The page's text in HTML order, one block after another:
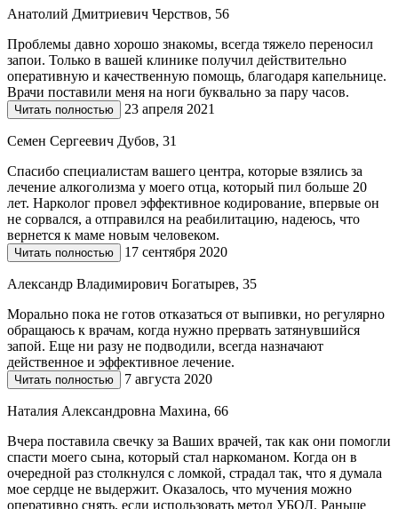
Анатолий Дмитриевич Черствов, 56
Проблемы давно хорошо знакомы, всегда тяжело переносил
запои. Только в вашей клинике получил действительно
оперативную и качественную помощь, благодаря капельнице.
Врачи поставили меня на ноги буквально за пару часов.
Читать полностью 23 апреля 2021
Семен Сергеевич Дубов, 31
Спасибо специалистам вашего центра, которые взялись за
лечение алкоголизма у моего отца, который пил больше 20
лет. Нарколог провел эффективное кодирование, впервые он
не сорвался, а отправился на реабилитацию, надеюсь, что
вернется к маме новым человеком.
Читать полностью 17 сентября 2020
Александр Владимирович Богатырев, 35
Морально пока не готов отказаться от выпивки, но регулярно
обращаюсь к врачам, когда нужно прервать затянувшийся
запой. Еще ни разу не подводили, всегда назначают
действенное и эффективное лечение.
Читать полностью 7 августа 2020
Наталия Александровна Махина, 66
Вчера поставила свечку за Ваших врачей, так как они помогли
спасти моего сына, который стал наркоманом. Когда он в
очередной раз столкнулся с ломкой, страдал так, что я думала
мое сердце не выдержит. Оказалось, что мучения можно
оперативно снять, если использовать метод УБОД. Раньше